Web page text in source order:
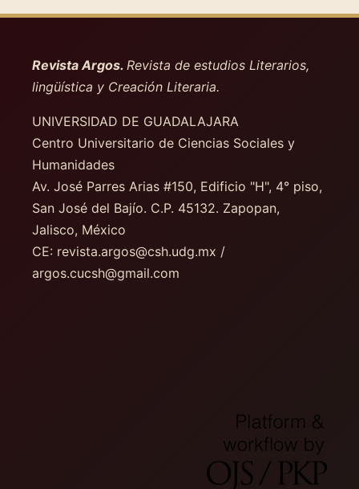
Revista Argos. Revista de estudios Literarios,
lingüística y Creación Literaria.
UNIVERSIDAD DE GUADALAJARA
Centro Universitario de Ciencias Sociales y
Humanidades
Av. José Parres Arias #150, Edificio "H", 4° piso,
San José del Bajío. C.P. 45132. Zapopan,
Jalisco, México
CE: revista.argos@csh.udg.mx /
argos.cucsh@gmail.com